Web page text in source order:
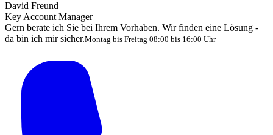
David Freund
Key Account Manager
Gern berate ich Sie bei Ihrem Vorhaben. Wir finden eine Lösung -
da bin ich mir sicher.Montag bis Freitag 08:00 bis 16:00 Uhr